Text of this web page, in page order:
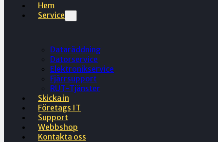
Hem
Service
Dataräddning
Datorservice
Elektronikservice
Fjärrsupport
RUT-Tjänster
Skicka in
Företags IT
Support
Webbshop
Kontakta oss